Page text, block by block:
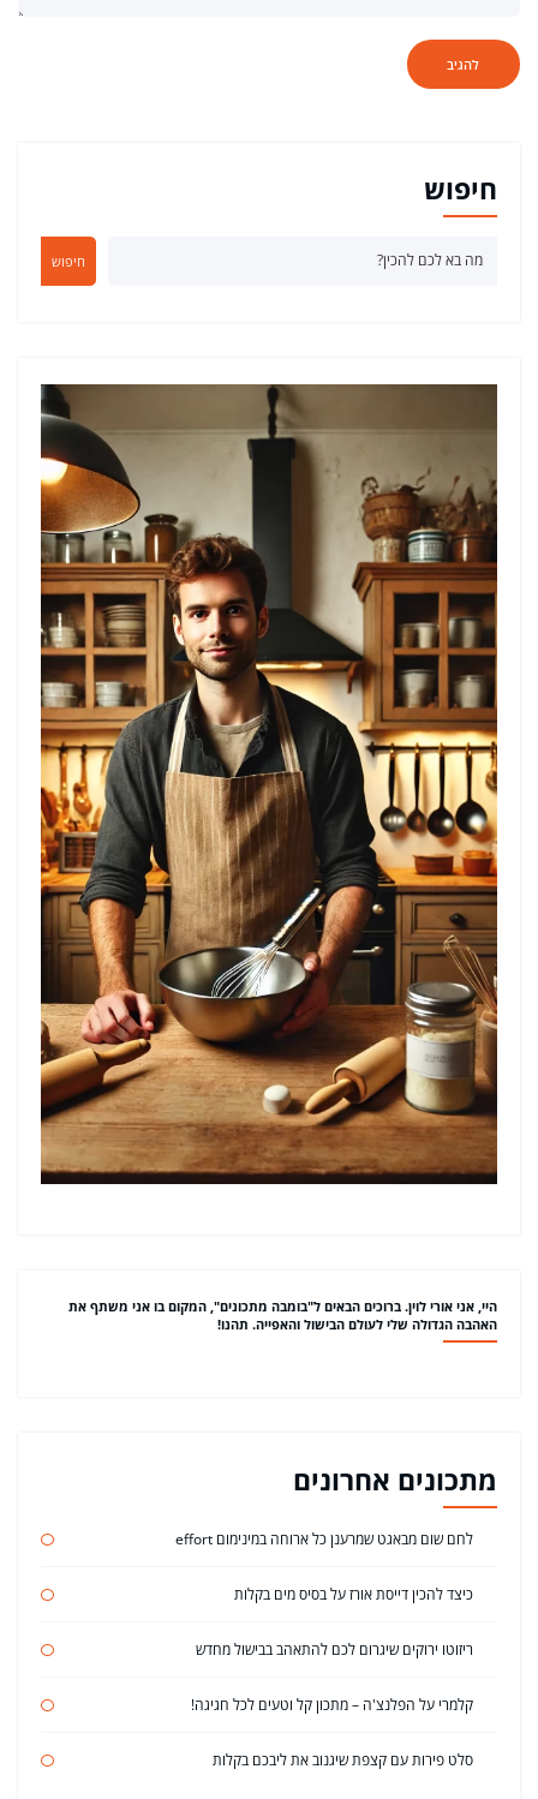
חיפוש
חיפוש
היי, אני אורי לוין. ברוכים הבאים ל"בומבה מתכונים", המקום בו אני משתף את
האהבה הגדולה שלי לעולם הבישול והאפייה. תהנו!
מתכונים אחרונים
לחם שום מבאגט שמרענן כל ארוחה במינימום effort
כיצד להכין דייסת אורז על בסיס מים בקלות
ריזוטו ירוקים שיגרום לכם להתאהב בבישול מחדש
קלמרי על הפלנצ'ה – מתכון קל וטעים לכל חגיגה!
סלט פירות עם קצפת שיגנוב את ליבכם בקלות